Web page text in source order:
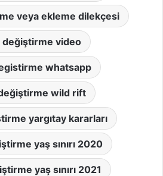
veya ekleme dilekçesi
değiştirme video
whatsapp
wild rift
yargıtay kararları
yaş sınırı 2020
yaş sınırı 2021